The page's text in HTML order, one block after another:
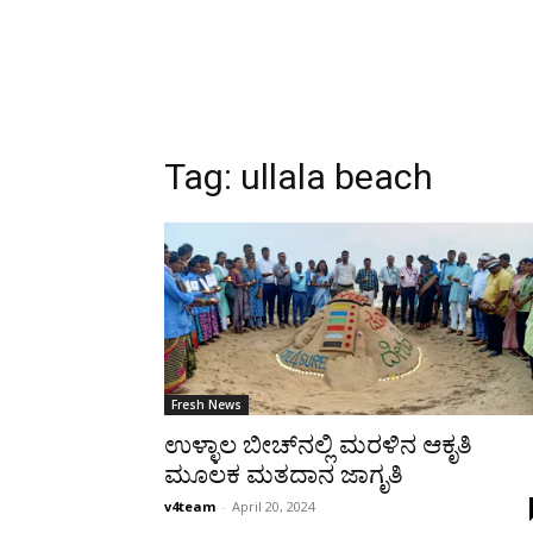
Tag: ullala beach
Fresh News
ಉಳ್ಳಾಲ ಬೀಚ್‌ನಲ್ಲಿ ಮರಳಿನ ಆಕೃತಿ
ಮೂಲಕ ಮತದಾನ ಜಾಗೃತಿ
v4team - April 20, 2024